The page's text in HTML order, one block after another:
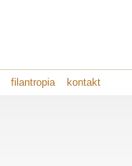
filantropia kontakt